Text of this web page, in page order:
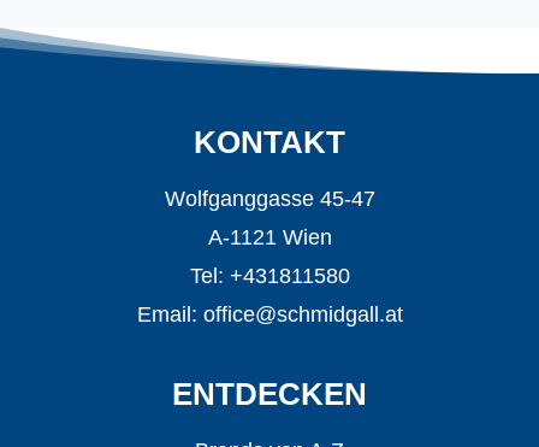
KONTAKT
Wolfganggasse 45-47
A-1121 Wien
Tel: +431811580
Email: office@schmidgall.at
ENTDECKEN